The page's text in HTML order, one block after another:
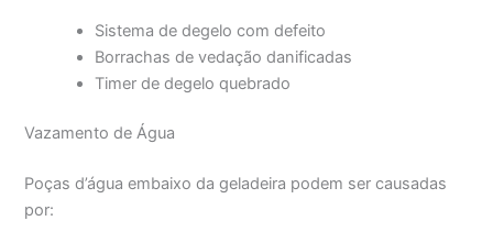
Sistema de degelo com defeito
Borrachas de vedação danificadas
Timer de degelo quebrado
Vazamento de Água
Poças d’água embaixo da geladeira podem ser causadas
por: